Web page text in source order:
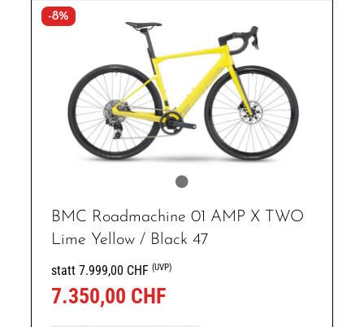
-8%
BMC Roadmachine 01 AMP X TWO
Lime Yellow / Black 47
statt 7.999,00 CHF(UVP)
7.350,00 CHF